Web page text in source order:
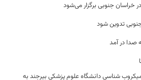
خراسان جنوبی برگزار می‌شود
تدوین شود
صدا در آمد
شناسی دانشگاه علوم پزشکی بیرجند به